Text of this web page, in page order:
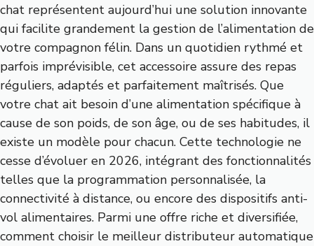
chat représentent aujourd’hui une solution innovante
qui facilite grandement la gestion de l’alimentation de
votre compagnon félin. Dans un quotidien rythmé et
parfois imprévisible, cet accessoire assure des repas
réguliers, adaptés et parfaitement maîtrisés. Que
votre chat ait besoin d’une alimentation spécifique à
cause de son poids, de son âge, ou de ses habitudes, il
existe un modèle pour chacun. Cette technologie ne
cesse d’évoluer en 2026, intégrant des fonctionnalités
telles que la programmation personnalisée, la
connectivité à distance, ou encore des dispositifs anti-
vol alimentaires. Parmi une offre riche et diversifiée,
comment choisir le meilleur distributeur automatique